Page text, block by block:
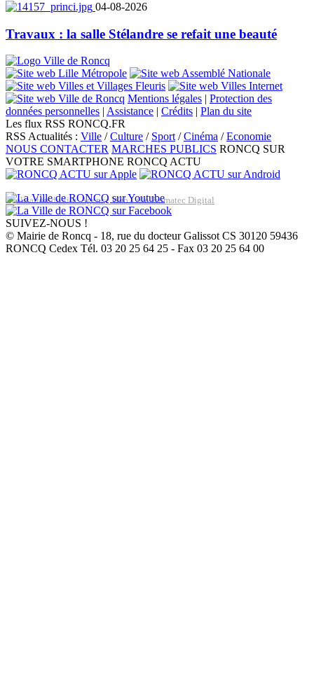
04-08-2026
Travaux : la salle Stélandre se refait une beauté
Mentions légales | Protection des
données personnelles | Assistance | Crédits | Plan du site
Les flux RSS RONCQ.FR
RSS Actualités : Ville /Culture / Sport/Cinéma /Economie
NOUS CONTACTER MARCHES PUBLICS RONCQ SUR
VOTRE SMARTPHONE RONCQ ACTU
Réalisation du site: Agence Web Lille Promatec Digital
SUIVEZ-NOUS !
© Mairie de Roncq - 18, rue du docteur Galissot CS 30120 59436
RONCQ Cedex Tél. 03 20 25 64 25 - Fax 03 20 25 64 00